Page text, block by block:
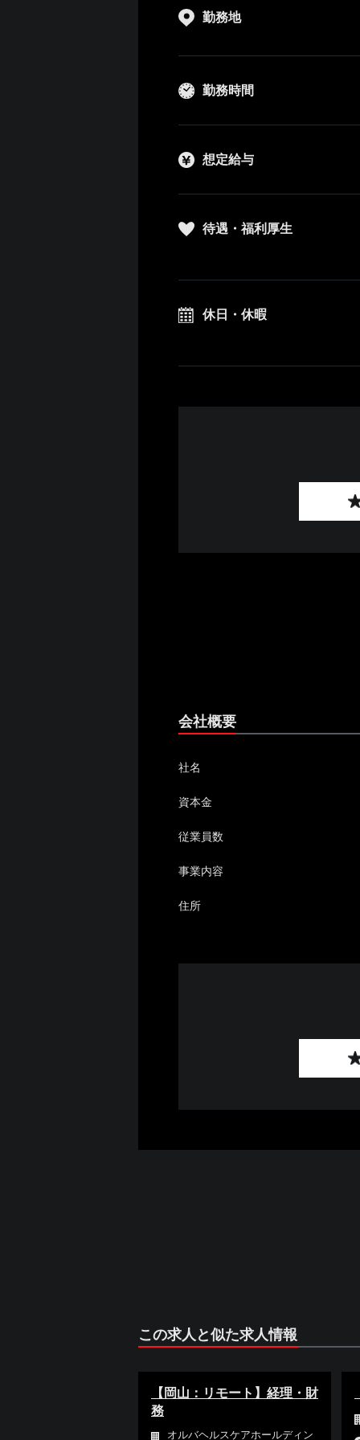
勤務地
勤務時間
想定給与
待遇・福利厚生
休日・休暇
会社概要
社名
資本金
従業員数
事業内容
住所
この求人と似た求人情報
【岡山：リモート】経理・財
務
オルバヘルスケアホールディン